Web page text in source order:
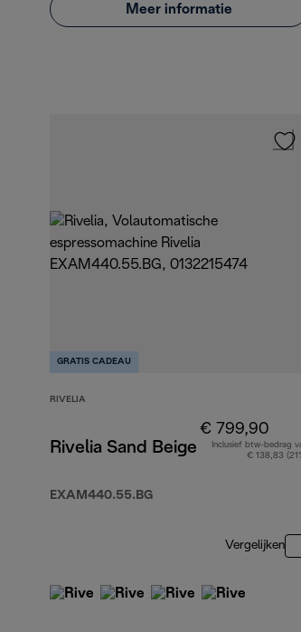
Meer informatie
GRATIS CADEAU
RIVELIA
Rivelia Sand Beige
EXAM440.55.BG
€ 799,90
Inclusief btw-bedrag
€ 138,83
Vergelijken